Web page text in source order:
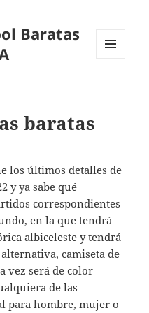
Baratas
baratas
los últimos detalles de
y ya sabe qué
correspondientes
en la que tendrá
albiceleste y tendrá
alternativa,camiseta de
vez será de color
de las
para hombre, mujer o